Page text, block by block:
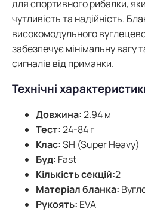
для спортивного рибалки,
чутливість та надійність.
високомодульного
забезпечує мінімальну вагу
сигналів від приманки.
Технічні
Довжина:2.94 м
Тест:24-84 г
Клас:SH (Super Heavy)
Буд: Fast
Кількість секцій:2
Матеріал бланка:
Рукоять: EVA